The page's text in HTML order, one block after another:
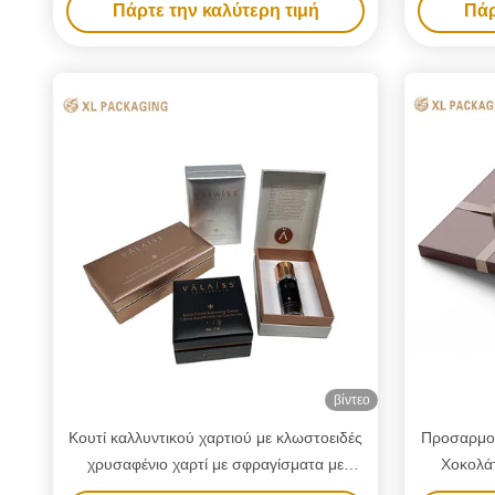
Πάρτε την καλύτερη τιμή
βίντεο
Κουτί καλλυντικού χαρτιού με κλωστοειδές
χρυσαφένιο χαρτί με σφραγίσματα με
ειδικό σφραγίσμα αφρού και μηδέν